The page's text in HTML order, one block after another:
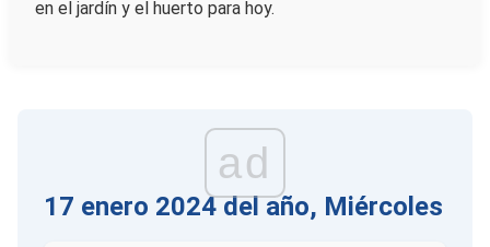
en el jardín y el huerto para hoy.
ad
17 enero 2024 del año, Miércoles